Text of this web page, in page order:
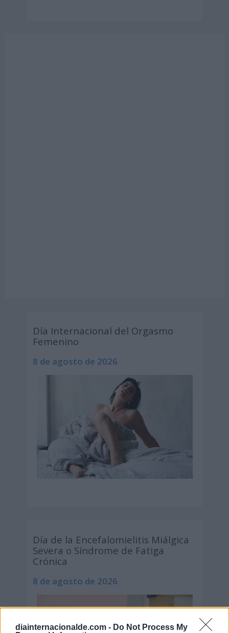
diainternacionalde.com - Do Not Process My
Día Internacional del Orgasmo
Femenino
8 de agosto de 2026
Día de la Encefalomielitis Miálgica
Severa o Síndrome de Fatiga
Crónica
8 de agosto de 2026